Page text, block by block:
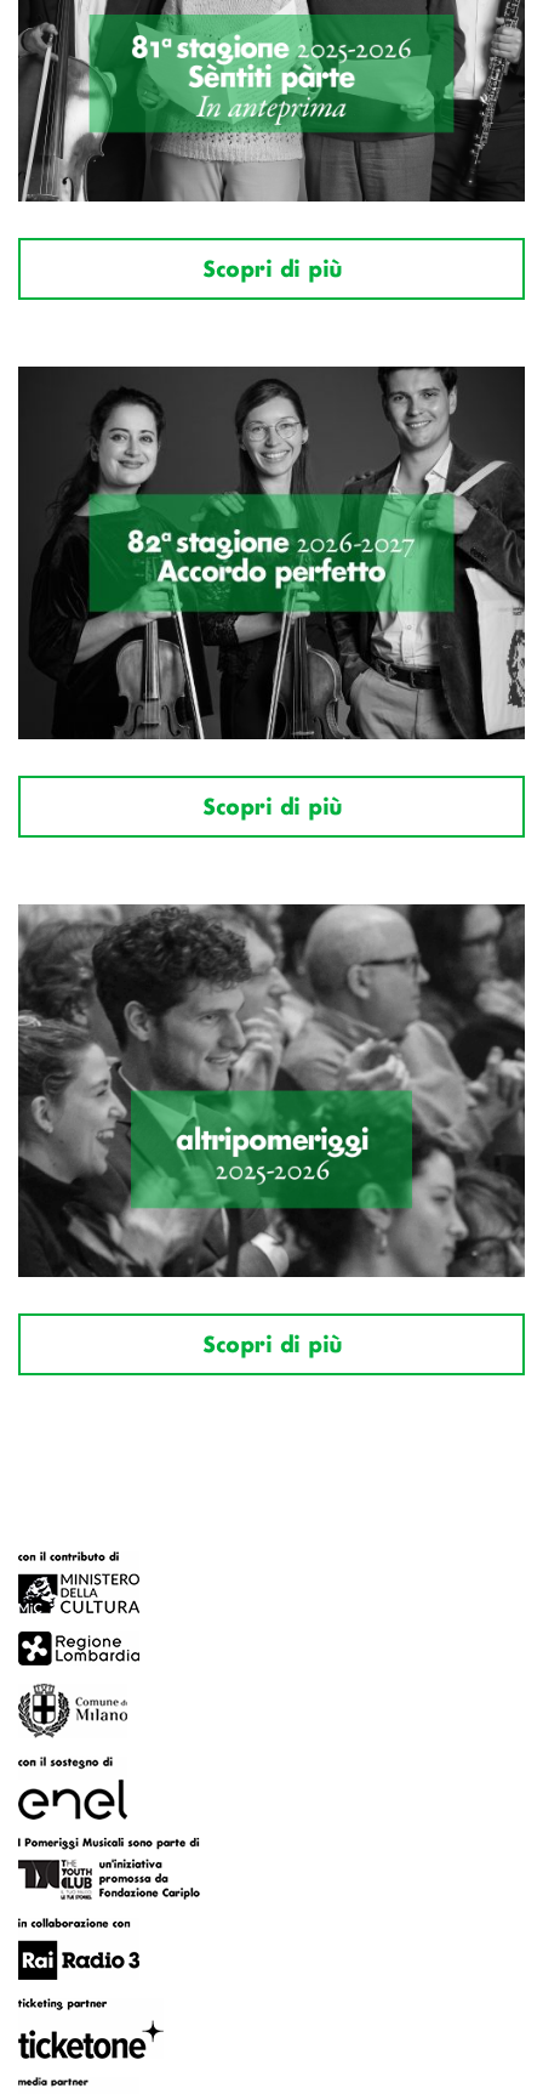
Scopri di più
Scopri di più
Scopri di più